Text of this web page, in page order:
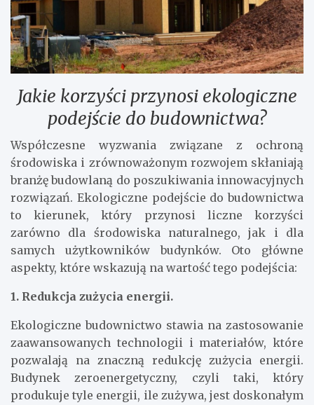
Jakie korzyści przynosi ekologiczne
podejście do budownictwa?
Współczesne wyzwania związane z ochroną
środowiska i zrównoważonym rozwojem skłaniają
branżę budowlaną do poszukiwania innowacyjnych
rozwiązań. Ekologiczne podejście do budownictwa
to kierunek, który przynosi liczne korzyści
zarówno dla środowiska naturalnego, jak i dla
samych użytkowników budynków. Oto główne
aspekty, które wskazują na wartość tego podejścia:
1. Redukcja zużycia energii.
Ekologiczne budownictwo stawia na zastosowanie
zaawansowanych technologii i materiałów, które
pozwalają na znaczną redukcję zużycia energii.
Budynek zeroenergetyczny, czyli taki, który
produkuje tyle energii, ile zużywa, jest doskonałym